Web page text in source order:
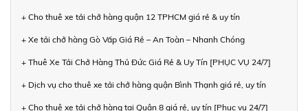
+ Cho thuê xe tải chở hàng quận 12 TPHCM giá rẻ & uy tín
+ Xe tải chở hàng Gò Vấp Giá Rẻ – An Toàn – Nhanh Chóng
+ Thuê Xe Tải Chở Hàng Thủ Đức Giá Rẻ & Uy Tín [PHỤC VỤ 24/7]
+ Dịch vụ cho thuê xe tải chở hàng quận Bình Thạnh giá rẻ, uy tín
+ Cho thuê xe tải chở hàng tại Quận 8 giá rẻ, uy tín [Phục vụ 24/7]